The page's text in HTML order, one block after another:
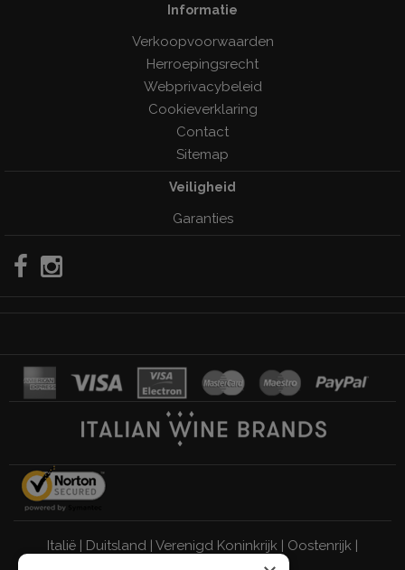
Informatie
Verkoopvoorwaarden
Herroepingsrecht
Webprivacybeleid
Cookieverklaring
Contact
Sitemap
Veiligheid
Garanties
Italië | Duitsland | Verenigd Koninkrijk | Oostenrijk |